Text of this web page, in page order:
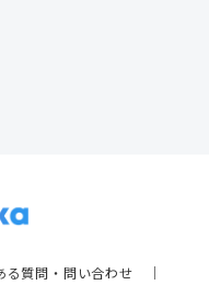
る質問・問い合わせ ｜